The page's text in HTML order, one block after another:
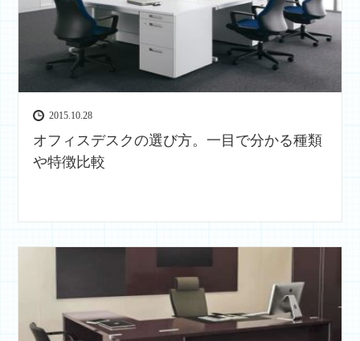
2015.10.28
オフィスデスクの選び方。一目で分かる種類
や特徴比較